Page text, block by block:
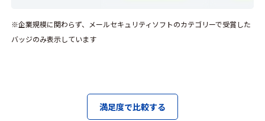
※企業規模に関わらず、メールセキュリティソフトのカテゴリーで受賞した
バッジのみ表示しています
満足度で比較する